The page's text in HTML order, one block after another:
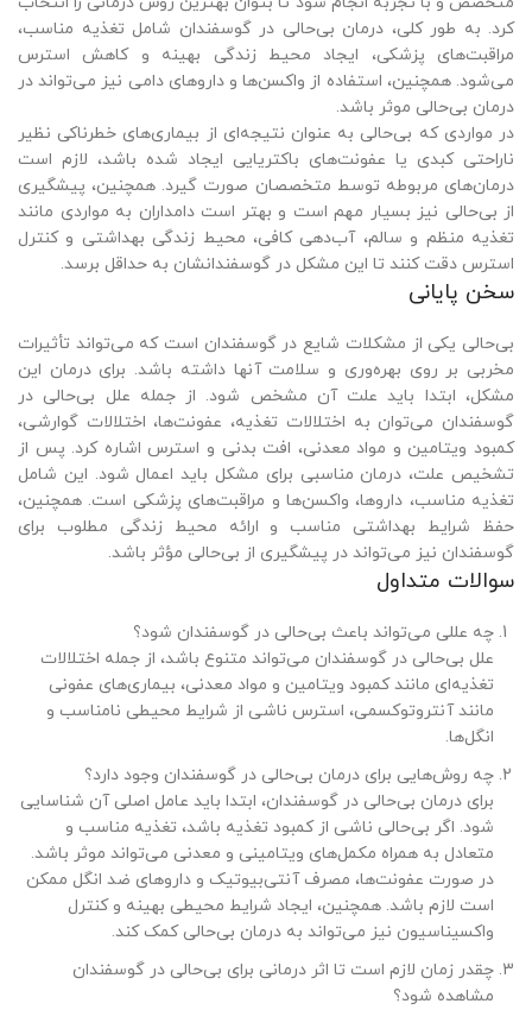
کرد. به طور کلی، درمان بی‌حالی در گوسفندان شامل تغذیه مناسب،
مراقبت‌های پزشکی، ایجاد محیط زندگی بهینه و کاهش استرس
می‌شود. همچنین، استفاده از واکسن‌ها و داروهای دامی نیز می‌تواند در
درمان بی‌حالی موثر باشد.
در مواردی که بی‌حالی به عنوان نتیجه‌ای از بیماری‌های خطرناکی نظیر
ناراحتی کبدی یا عفونت‌های باکتریایی ایجاد شده باشد، لازم است
درمان‌های مربوطه توسط متخصصان صورت گیرد. همچنین، پیشگیری
از بی‌حالی نیز بسیار مهم است و بهتر است دامداران به مواردی مانند
تغذیه منظم و سالم، آب‌دهی کافی، محیط زندگی بهداشتی و کنترل
استرس دقت کنند تا این مشکل در گوسفندانشان به حداقل برسد.
سخن پایانی
بی‌حالی یکی از مشکلات شایع در گوسفندان است که می‌تواند تأثیرات
مخربی بر روی بهره‌وری و سلامت آنها داشته باشد. برای درمان این
مشکل، ابتدا باید علت آن مشخص شود. از جمله علل بی‌حالی در
گوسفندان می‌توان به اختلالات تغذیه، عفونت‌ها، اختلالات گوارشی،
کمبود ویتامین و مواد معدنی، افت بدنی و استرس اشاره کرد. پس از
تشخیص علت، درمان مناسبی برای مشکل باید اعمال شود. این شامل
تغذیه مناسب، داروها، واکسن‌ها و مراقبت‌های پزشکی است. همچنین،
حفظ شرایط بهداشتی مناسب و ارائه محیط زندگی مطلوب برای
گوسفندان نیز می‌تواند در پیشگیری از بی‌حالی مؤثر باشد.
سوالات متداول
چه عللی می‌تواند باعث بی‌حالی در گوسفندان شود؟
علل بی‌حالی در گوسفندان می‌تواند متنوع باشد، از جمله اختلالات
تغذیه‌ای مانند کمبود ویتامین و مواد معدنی، بیماری‌های عفونی
مانند آنتروتوکسمی، استرس ناشی از شرایط محیطی نامناسب و
انگل‌ها.
چه روش‌هایی برای درمان بی‌حالی در گوسفندان وجود دارد؟
برای درمان بی‌حالی در گوسفندان، ابتدا باید عامل اصلی آن شناسایی
شود. اگر بی‌حالی ناشی از کمبود تغذیه باشد، تغذیه مناسب و
متعادل به همراه مکمل‌های ویتامینی و معدنی می‌تواند موثر باشد.
در صورت عفونت‌ها، مصرف آنتی‌بیوتیک و داروهای ضد انگل ممکن
است لازم باشد. همچنین، ایجاد شرایط محیطی بهینه و کنترل
واکسیناسیون نیز می‌تواند به درمان بی‌حالی کمک کند.
چقدر زمان لازم است تا اثر درمانی برای بی‌حالی در گوسفندان
مشاهده شود؟